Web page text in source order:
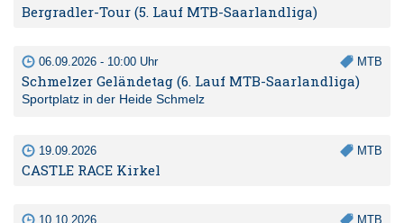
Bergradler-Tour (5. Lauf MTB-Saarlandliga)
06.09.2026 - 10:00 Uhr MTB
Schmelzer Geländetag (6. Lauf MTB-Saarlandliga)
Sportplatz in der Heide Schmelz
19.09.2026 MTB
CASTLE RACE Kirkel
10.10.2026 MTB